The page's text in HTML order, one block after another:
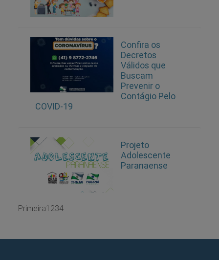
Confira os
Decretos
Válidos que
Buscam
Prevenir o
Contágio Pelo
COVID-19
Projeto
Adolescente
Paranaense
Primeira1 234